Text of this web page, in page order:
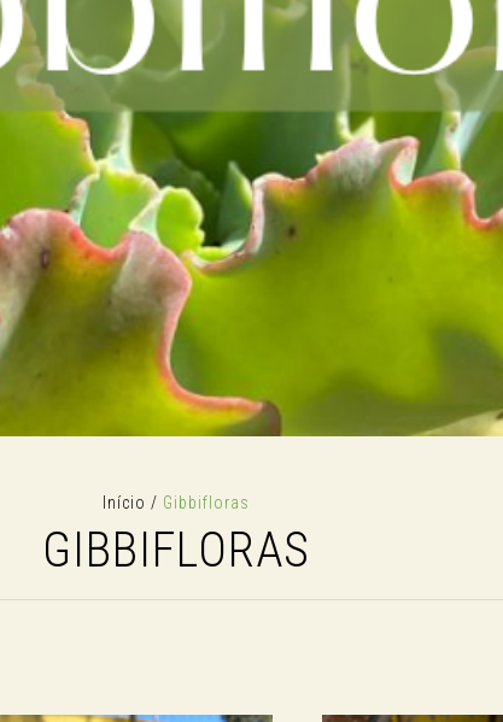
Início / Gibbifloras
GIBBIFLORAS